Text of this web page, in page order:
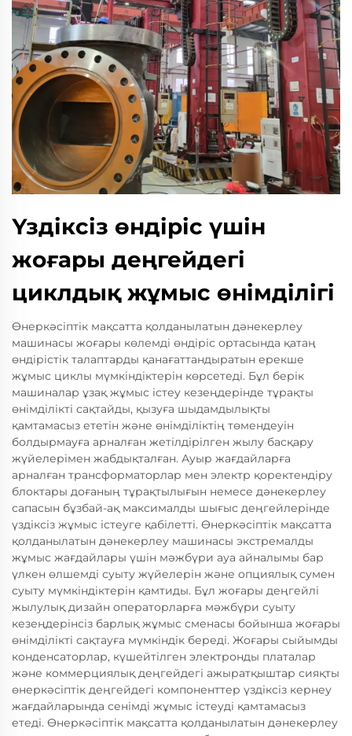
Үздіксіз өндіріс үшін
жоғары деңгейдегі
циклдық жұмыс өнімділігі
Өнеркәсіптік мақсатта қолданылатын дәнекерлеу
машинасы жоғары көлемді өндіріс ортасында қатаң
өндірістік талаптарды қанағаттандыратын ерекше
жұмыс циклы мүмкіндіктерін көрсетеді. Бұл берік
машиналар ұзақ жұмыс істеу кезеңдерінде тұрақты
өнімділікті сақтайды, қызуға шыдамдылықты
қамтамасыз ететін және өнімділіктің төмендеуін
болдырмауға арналған жетілдірілген жылу басқару
жүйелерімен жабдықталған. Ауыр жағдайларға
арналған трансформаторлар мен электр қоректендіру
блоктары доғаның тұрақтылығын немесе дәнекерлеу
сапасын бұзбай-ақ максималды шығыс деңгейлерінде
үздіксіз жұмыс істеуге қабілетті. Өнеркәсіптік мақсатта
қолданылатын дәнекерлеу машинасы экстремалды
жұмыс жағдайлары үшін мәжбүри ауа айналымы бар
үлкен өлшемді суыту жүйелерін және опциялық сумен
суыту мүмкіндіктерін қамтиды. Бұл жоғары деңгейлі
жылулық дизайн операторларға мәжбүри суыту
кезеңдерінсіз барлық жұмыс сменасы бойынша жоғары
өнімділікті сақтауға мүмкіндік береді. Жоғары сыйымды
конденсаторлар, күшейтілген электронды платалар
және коммерциялық деңгейдегі ажыратқыштар сияқты
өнеркәсіптік деңгейдегі компоненттер үздіксіз кернеу
жағдайларында сенімді жұмыс істеуді қамтамасыз
етеді. Өнеркәсіптік мақсатта қолданылатын дәнекерлеу